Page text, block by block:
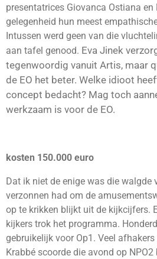
presentatrices Giovanca Ostiana
gelegenheid hun meest
Intussen werd geen van die
aan tafel genood. Eva Jinek
tegenwoordig vanuit Artis, maar
de EO het beter. Welke idioot
concept bedacht? Mag toch
werkzaam is voor de EO.
kosten 150.000 euro
Dat ik niet de enige was die walgde
verzonnen had om de
op te krikken blijkt uit de kijkcijfers.
kijkers trok het programma.
gebruikelijk voor Op1. Veel
Krabbé scoorde die avond op NPO2